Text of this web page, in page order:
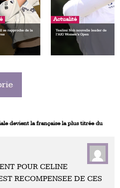
se rapproche de la
Actualité
Yealimi Noh nouvelle leader de
l’AIG Women’s Open
devient la française la plus titrée du
POUR CELINE
RECOMPENSEE DE CES